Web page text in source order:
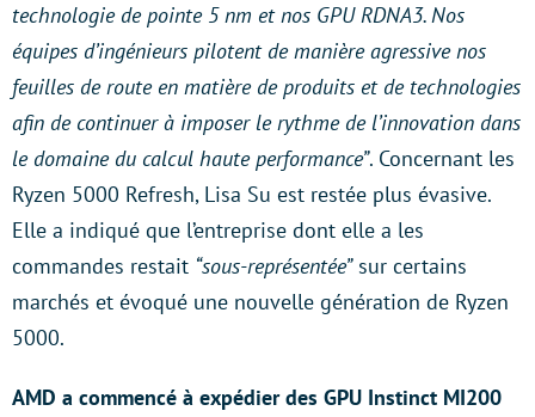
technologie de pointe 5 nm et nos GPU RDNA3. Nos
équipes d’ingénieurs pilotent de manière agressive nos
feuilles de route en matière de produits et de technologies
afin de continuer à imposer le rythme de l’innovation dans
le domaine du calcul haute performance”. Concernant les
Ryzen 5000 Refresh, Lisa Su est restée plus évasive.
Elle a indiqué que l’entreprise dont elle a les
commandes restait “sous-représentée”sur certains
marchés et évoqué une nouvelle génération de Ryzen
5000.
AMD a commencé à expédier des GPU Instinct MI200